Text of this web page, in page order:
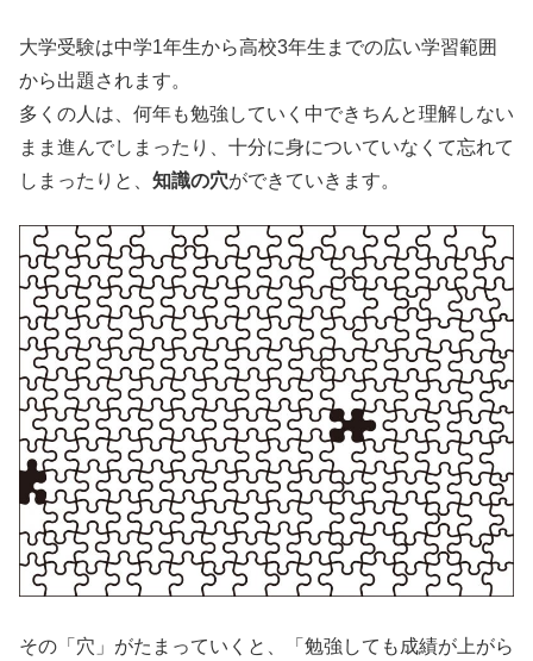
大学受験は中学1年生から高校3年生までの広い学習範囲
から出題されます。
多くの人は、何年も勉強していく中できちんと理解しない
まま進んでしまったり、十分に身についていなくて忘れて
しまったりと、 知識の穴ができていきます。
その「穴」がたまっていくと、「勉強しても成績が上がら